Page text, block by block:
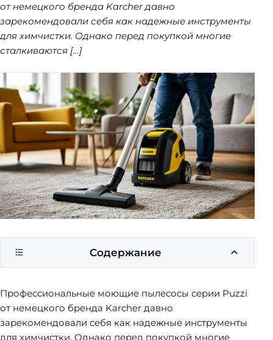
е
г
к
о
о
и
от немецкого бренда Karcher давно
зарекомендовали себя как надежные инструменты
для химчистки. Однако перед покупкой многие
сталкиваются […]
Профессиональные моющие пылесосы серии Puzzi
от немецкого бренда Karcher давно
зарекомендовали себя как надежные инструменты
для химчистки. Однако перед покупкой многие
Содержание